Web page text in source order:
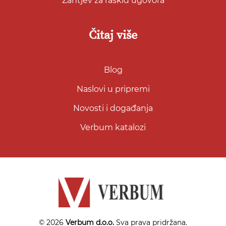
Čitaj više
Blog
Naslovi u pripremi
Novosti i događanja
Verbum katalozi
© 2026 Verbum d.o.o. Sva prava pridržana.